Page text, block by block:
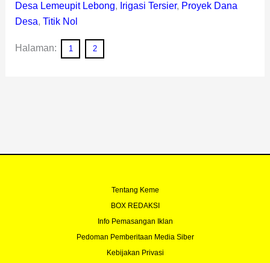
Desa Lemeupit Lebong, Irigasi Tersier, Proyek Dana
Desa, Titik Nol
Halaman: 1 2
Tentang Keme
BOX REDAKSI
Info Pemasangan Iklan
Pedoman Pemberitaan Media Siber
Kebijakan Privasi